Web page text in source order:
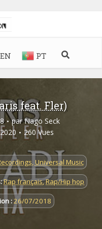
EN PT
feat. Fler)
par Nago Seck
260 Vues
,Universal Music
Rap français,Rap/Hip hop
:26/07/2018